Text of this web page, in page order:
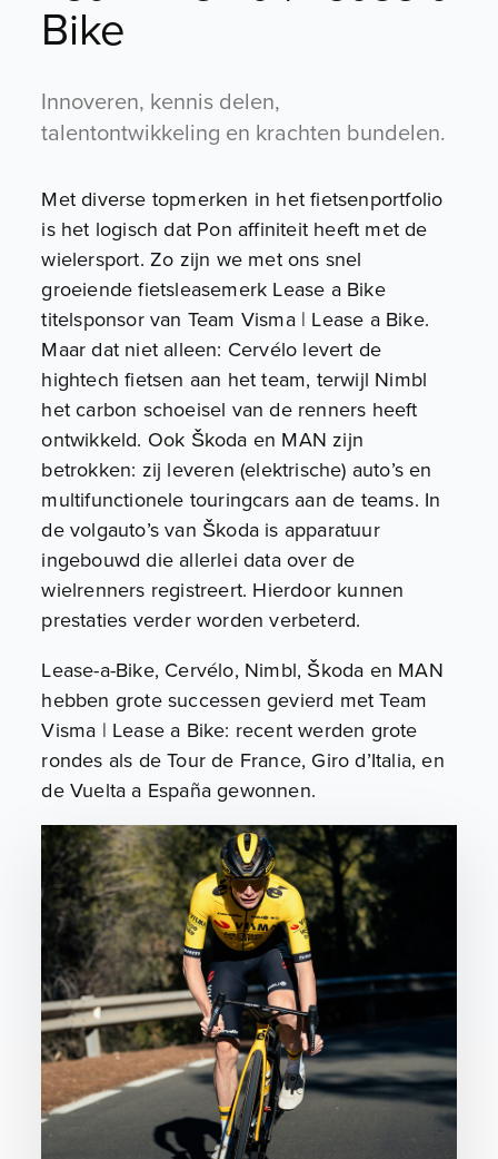
Bike
Innoveren, kennis delen,
talentontwikkeling en krachten bundelen.
Met diverse topmerken in het fietsenportfolio
is het logisch dat Pon affiniteit heeft met de
wielersport. Zo zijn we met ons snel
groeiende fietsleasemerk Lease a Bike
titelsponsor van Team Visma | Lease a Bike.
Maar dat niet alleen: Cervélo levert de
hightech fietsen aan het team, terwijl Nimbl
het carbon schoeisel van de renners heeft
ontwikkeld. Ook Škoda en MAN zijn
betrokken: zij leveren (elektrische) auto’s en
multifunctionele touringcars aan de teams. In
de volgauto’s van Škoda is apparatuur
ingebouwd die allerlei data over de
wielrenners registreert. Hierdoor kunnen
prestaties verder worden verbeterd.
Lease-a-Bike, Cervélo, Nimbl, Škoda en MAN
hebben grote successen gevierd met Team
Visma | Lease a Bike: recent werden grote
rondes als de Tour de France, Giro d’Italia, en
de Vuelta a España gewonnen.